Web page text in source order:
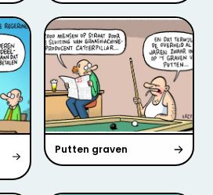
Putten graven